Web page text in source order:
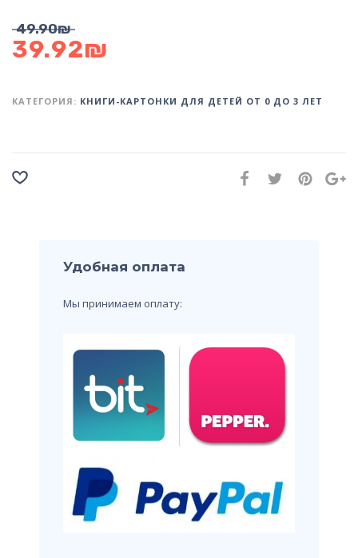
49.90₪
39.92₪
КАТЕГОРИЯ: КНИГИ-КАРТОНКИ ДЛЯ ДЕТЕЙ ОТ 0 ДО 3 ЛЕТ
Удобная оплата
Мы принимаем оплату: